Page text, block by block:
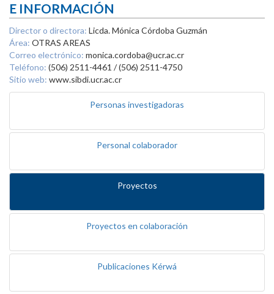
E INFORMACIÓN
Director o directora: Licda. Mónica Córdoba Guzmán
Área: OTRAS AREAS
Correo electrónico: monica.cordoba@ucr.ac.cr
Teléfono: (506) 2511-4461 / (506) 2511-4750
Sitio web: www.sibdi.ucr.ac.cr
Personas investigadoras
Personal colaborador
Proyectos
Proyectos en colaboración
Publicaciones Kérwá